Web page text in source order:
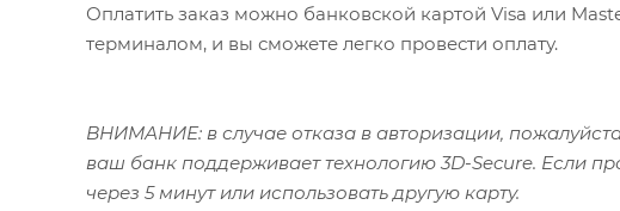
Оплатить заказ можно банковской картой Visa или
терминалом, и вы сможете легко провести оплату.
ВНИМАНИЕ: в случае отказа в авторизации,
ваш банк поддерживает технологию 3D-Secure. Если
через 5 минут или использовать другую карту.